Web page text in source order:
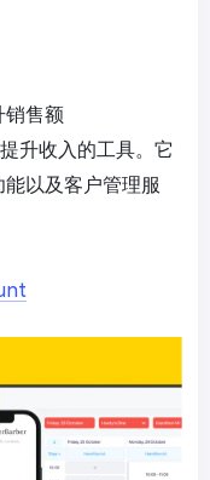
销售额
升收入的工具。它
以及客户管理服